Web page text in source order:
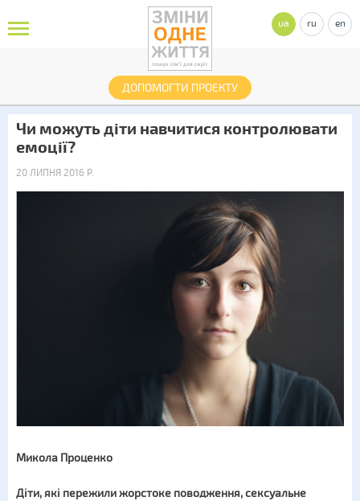
ДОПОМОГТИ ПРОЕКТУ
ua ru en
Чи можуть діти навчитися контролювати
емоції?
20 ЛИПНЯ 2016 Р.
Микола Проценко
Діти, які пережили жорстоке поводження, сексуальне